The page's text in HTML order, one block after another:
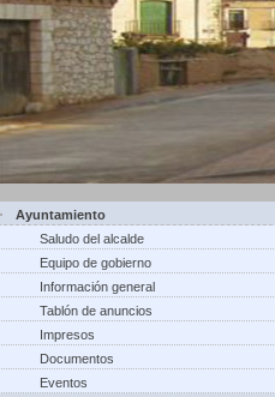
Ayuntamiento
Saludo del alcalde
Equipo de gobierno
Información general
Tablón de anuncios
Impresos
Documentos
Eventos